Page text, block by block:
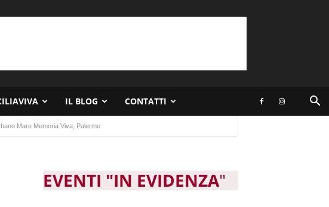
IL BLOG CONTATTI
Mare Memoria Viva, Palermo
EVENTI "IN EVIDENZA"